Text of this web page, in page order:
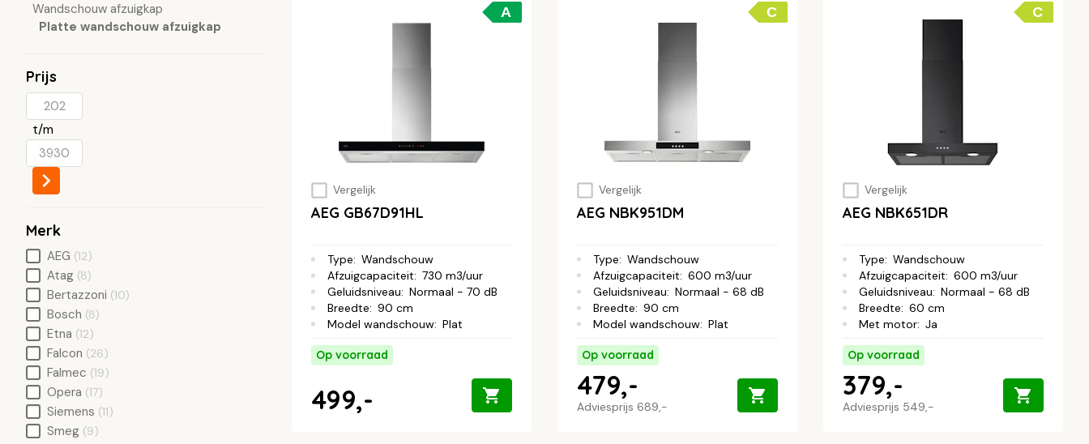
A
Vergelijk
AEG GB67D91HL
Type: Wandschouw
Afzuigcapaciteit: 730 m3/uur
Geluidsniveau: Normaal - 70 dB
Breedte: 90 cm
Model wandschouw: Plat
Op voorraad
499,-
C
Vergelijk
AEG NBK951DM
Type: Wandschouw
Afzuigcapaciteit: 600 m3/uur
Geluidsniveau: Normaal - 68 dB
Breedte: 90 cm
Model wandschouw: Plat
Op voorraad
Adviesprijs 689,-
479,-
C
Vergelijk
AEG NBK651DR
Type: Wandschouw
Afzuigcapaciteit: 600 m3/uur
Geluidsniveau: Normaal - 68 dB
Breedte: 60 cm
Met motor: Ja
Op voorraad
Adviesprijs 549,-
379,-
Wandschouw afzuigkap
Platte wandschouw afzuigkap
Prijs
t/m
Merk
AEG (12)
Atag (8)
Bertazzoni (10)
Bosch (8)
Etna (12)
Falcon (26)
Falmec (19)
Opera (17)
Siemens (11)
Smeg (9)